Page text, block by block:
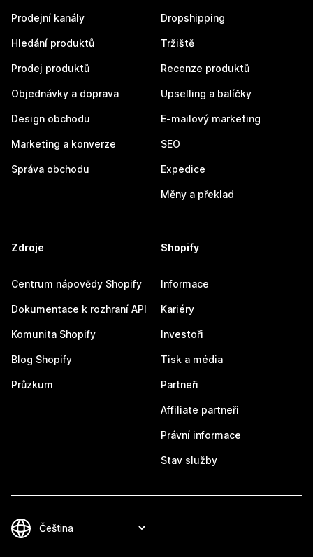
Prodejní kanály
Hledání produktů
Prodej produktů
Objednávky a doprava
Design obchodu
Marketing a konverze
Správa obchodu
Dropshipping
Tržiště
Recenze produktů
Upselling a balíčky
E-mailový marketing
SEO
Expedice
Měny a překlad
Zdroje
Centrum nápovědy Shopify
Dokumentace k rozhraní API
Komunita Shopify
Blog Shopify
Průzkum
Shopify
Informace
Kariéry
Investoři
Tisk a média
Partneři
Affiliate partneři
Právní informace
Stav služby